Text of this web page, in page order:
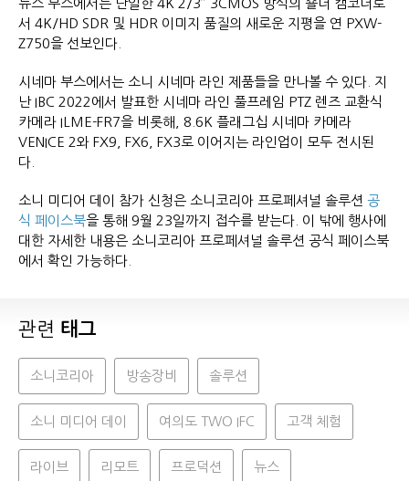
뉴스 부스에서는 단일한 4K 2/3’’ 3CMOS 방식의 숄더 캠코더로
서 4K/HD SDR 및 HDR 이미지 품질의 새로운 지평을 연 PXW-
Z750을 선보인다.
시네마 부스에서는 소니 시네마 라인 제품들을 만나볼 수 있다. 지
난 IBC 2022에서 발표한 시네마 라인 풀프레임 PTZ 렌즈 교환식
카메라 ILME-FR7을 비롯해, 8.6K 플래그십 시네마 카메라
VENICE 2와 FX9, FX6, FX3로 이어지는 라인업이 모두 전시된
다.
소니 미디어 데이 참가 신청은 소니코리아 프로페셔널 솔루션 공
식 페이스북을 통해 9월 23일까지 접수를 받는다. 이 밖에 행사에
대한 자세한 내용은 소니코리아 프로페셔널 솔루션 공식 페이스북
에서 확인 가능하다.
관련 태그
소니코리아 방송장비 솔루션
소니 미디어 데이 여의도 TWO IFC 고객 체험
라이브 리모트 프로덕션 뉴스